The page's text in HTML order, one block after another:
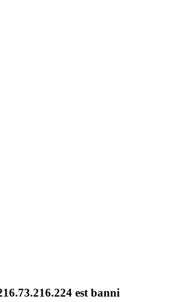
est banni